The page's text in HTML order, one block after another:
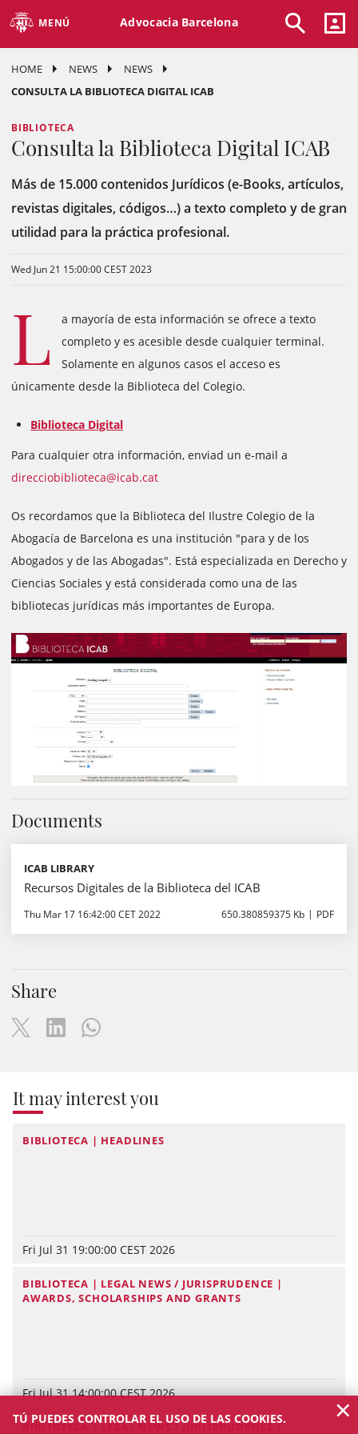
MENÚ Advocacia Barcelona
HOME NEWS
NEWS
CONSULTA LA BIBLIOTECA DIGITAL ICAB
BIBLIOTECA
Consulta la Biblioteca Digital ICAB
Más de 15.000 contenidos Jurídicos (e-Books, artículos,
revistas digitales, códigos…) a texto completo y de gran
utilidad para la práctica profesional.
Wed Jun 21 15:00:00 CEST 2023
L
a mayoría de esta información se ofrece a texto
completo y es acesible desde cualquier terminal.
Solamente en algunos casos el acceso es
únicamente desde la Biblioteca del Colegio.
Biblioteca Digital
Para cualquier otra información, enviad un e-mail a
direcciobiblioteca@icab.cat
Os recordamos que la Biblioteca del Ilustre Colegio de la
Abogacía de Barcelona es una institución "para y de los
Abogados y de las Abogadas". Está especializada en Derecho y
Ciencias Sociales y está considerada como una de las
bibliotecas jurídicas más importantes de Europa.
Documents
ICAB LIBRARY
Recursos Digitales de la Biblioteca del ICAB
Thu Mar 17 16:42:00 CET 2022 650.380859375 Kb PDF
Share
It may interest you
BIBLIOTECA | HEADLINES
Fri Jul 31 19:00:00 CEST 2026
BIBLIOTECA | LEGAL NEWS / JURISPRUDENCE |
AWARDS, SCHOLARSHIPS AND GRANTS
Fri Jul 31 14:00:00 CEST 2026
BIBLIOTECA | LEGAL NEWS / JURISPRUDENCE |
TÚ PUEDES CONTROLAR EL USO DE LAS COOKIES. ×